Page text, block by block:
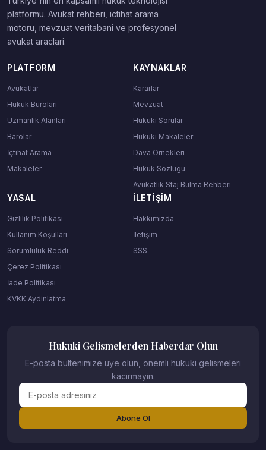
platformu. Avukat rehberi, ictihat arama
motoru, mevzuat veritabani ve profesyonel
avukat araclari.
PLATFORM
Avukatlar
Hukuk Burolari
Uzmanlik Alanlari
Barolar
İçtihat Arama
Makaleler
KAYNAKLAR
Kararlar
Mevzuat
Hukuki Sorular
Hukuki Makaleler
Dava Ornekleri
Hukuk Sozlugu
Avukatlık Staj Bulma Rehberi
YASAL
Gizlilik Politikası
Kullanım Koşulları
Sorumluluk Reddi
Çerez Politikası
İade Politikası
KVKK Aydinlatma
İLETIŞIM
Hakkımızda
İletişim
SSS
Hukuki Gelismelerden Haberdar Olun
E-posta bultenimize uye olun, onemli hukuki gelismeleri
kacirmayin.
Abone Ol